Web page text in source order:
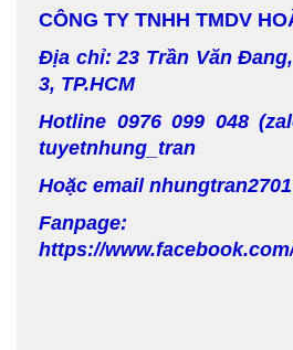
CÔNG TY TNHH TMDV
Địa chỉ:23 Trần Văn
3, TP.HCM
Hotline 0976 099 048
tuyetnhung_tran
Hoặc email
Fanpage:
https://